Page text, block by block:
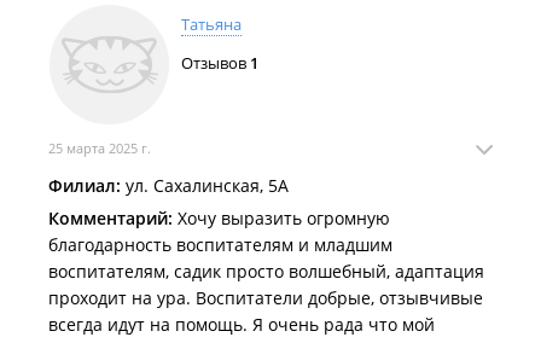
Татьяна
Отзывов 1
25 марта 2025 г.
Филиал: ул. Сахалинская, 5А
Комментарий: Хочу выразить огромную
благодарность воспитателям и младшим
воспитателям, садик просто волшебный, адаптация
проходит на ура. Воспитатели добрые, отзывчивые
всегда идут на помощь. Я очень рада что мой